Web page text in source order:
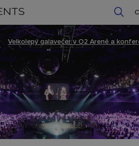
– Velkolepý galavečer v O2 Areně a